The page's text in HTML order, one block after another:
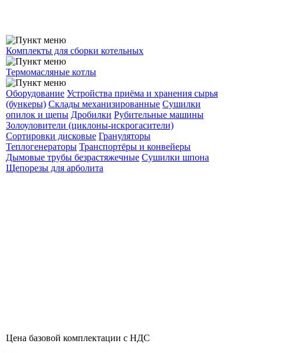
Комплекты для сборки котельных
Термомасляные котлы
Оборудование Устройства приёма и хранения сырья
(бункеры) Склады механизированные Сушилки
опилок и щепы Дробилки Рубительные машины
Золоуловители (циклоны-искрогасители)
Сортировки дисковые Грануляторы
Теплогенераторы Транспортёры и конвейеры
Дымовые трубы безрастяжечные Сушилки шпона
Щепорезы для арболита
Цена базовой комплектации с НДС